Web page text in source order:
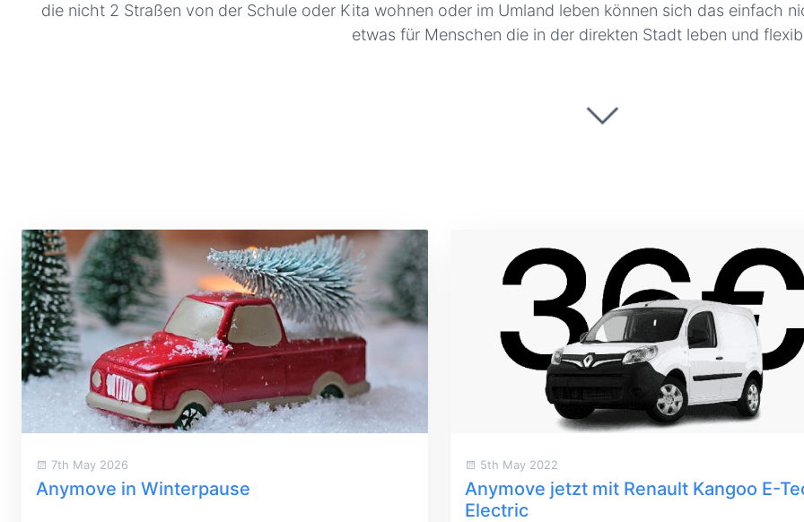
die nicht 2 Straßen von der Schule oder Kita wohnen oder im Umland leben können sich das einfach
etwas für Menschen die in der direkten Stadt leben und
7th May 2026
Anymove in Winterpause
5th May 2022
Anymove jetzt mit Renault Kangoo E-
Electric